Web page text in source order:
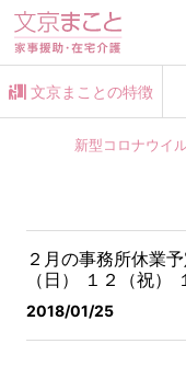
文京まことの特徴
新型コロナウイ
２月の事務所休業
（日） １２（祝）
2018/01/25